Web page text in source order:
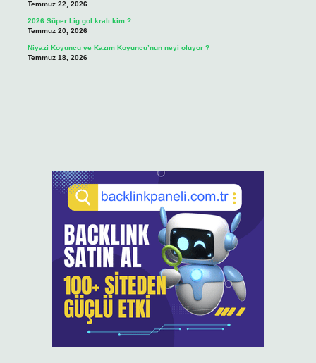
Temmuz 22, 2026
2026 Süper Lig gol kralı kim ?
Temmuz 20, 2026
Niyazi Koyuncu ve Kazım Koyuncu’nun neyi oluyor ?
Temmuz 18, 2026